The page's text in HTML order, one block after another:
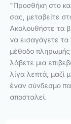
"Προσθήκη στο
σας, μεταβείτε
Ακολουθήστε τα
να εισαγάγετε τα
μέθοδο
λάβετε μια
λίγα λεπτά, μαζί
έναν σύνδεσμο
αποσταλεί.